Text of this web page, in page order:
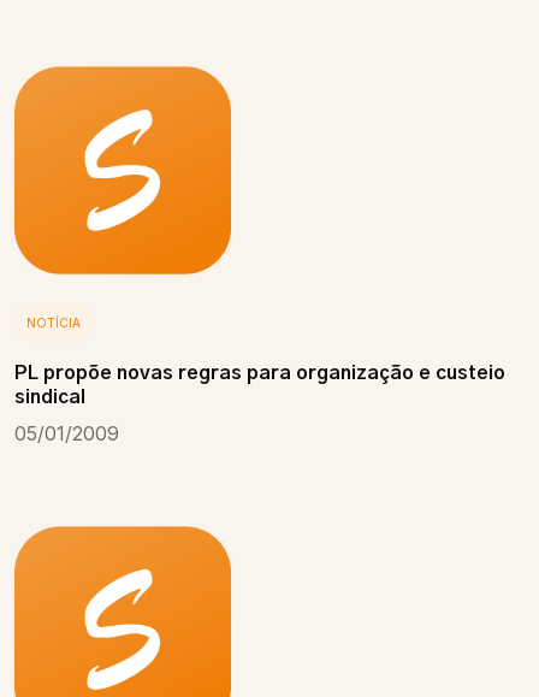
NOTÍCIA
PL propõe novas regras para organização e custeio
sindical
05/01/2009